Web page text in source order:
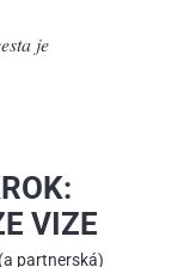
je
VIZE
partnerská)